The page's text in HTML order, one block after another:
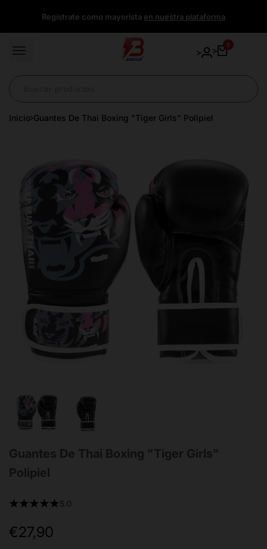
Regístrate como mayorista en nuestra plataforma
> >
0
Inicio Guantes De Thai Boxing "Tiger Girls" Polipiel
Guantes De Thai Boxing "Tiger Girls"
Polipiel
★★★★★5.0
Precio
€27,90
directamente
al
contenido